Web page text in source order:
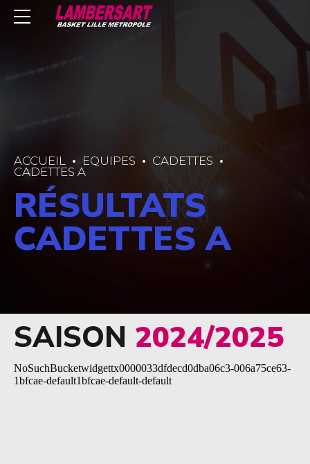
ACCUEIL EQUIPES
CADETTES
CADETTES A
RÉSULTATS
CADETTES A
SAISON 2024/2025